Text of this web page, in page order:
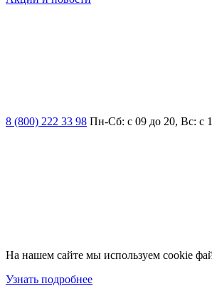
8 (800) 222 33 98 Пн-Сб: с 09 до 20, Вс: с
На нашем сайте мы используем cookie
Узнать подробнее